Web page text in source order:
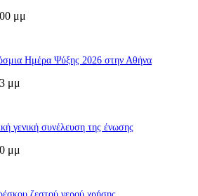
μμ
Ημέρα Ψύξης 2026 στην Αθήνα
μμ
συνέλευση της ένωσης
μμ